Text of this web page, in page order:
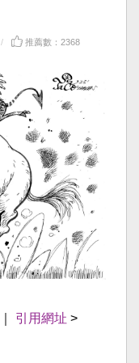
推薦數：2368
引用網址 >